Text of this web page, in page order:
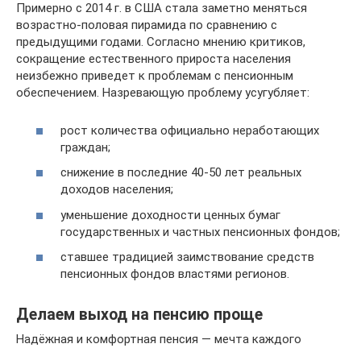
Примерно с 2014 г. в США стала заметно меняться
возрастно-половая пирамида по сравнению с
предыдущими годами. Согласно мнению критиков,
сокращение естественного прироста населения
неизбежно приведет к проблемам с пенсионным
обеспечением. Назревающую проблему усугубляет:
рост количества официально неработающих
граждан;
снижение в последние 40-50 лет реальных
доходов населения;
уменьшение доходности ценных бумаг
государственных и частных пенсионных фондов;
ставшее традицией заимствование средств
пенсионных фондов властями регионов.
Делаем выход на пенсию проще
Надёжная и комфортная пенсия — мечта каждого